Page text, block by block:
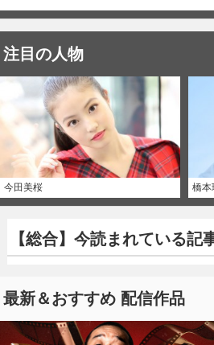
注目の人物
今田美桜 橋本
【総合】今読まれている記
最新＆おすすめ 配信作品